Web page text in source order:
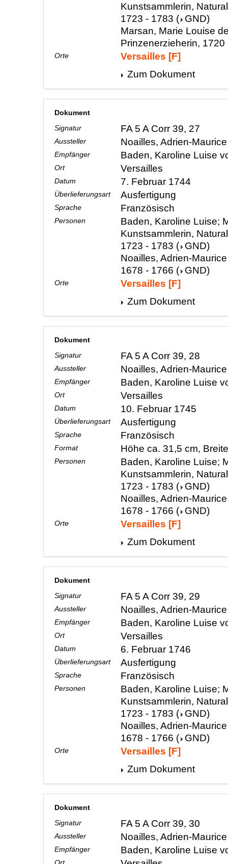
Kunstsammlerin,
1723 - 1783 ( GND)
Marsan, Marie Louise
Prinzenerzieherin, 1720
Orte
Versailles [F]
Zum Dokument
Dokument
Signatur
FA 5 A Corr 39, 27
Aussteller Noailles, Adrien-
Empfänger Baden, Karoline Luise
Ort Versailles
Datum 7. Februar 1744
Überlieferungsart Ausfertigung
Sprache Französisch
Personen
Baden, Karoline Luise;
Kunstsammlerin,
1723 - 1783 ( GND)
Noailles, Adrien-
1678 - 1766 ( GND)
Orte
Versailles [F]
Zum Dokument
Dokument
Signatur
FA 5 A Corr 39, 28
Aussteller Noailles, Adrien-
Empfänger Baden, Karoline Luise
Ort Versailles
Datum 10. Februar 1745
Überlieferungsart Ausfertigung
Sprache Französisch
Format Höhe ca. 31,5 cm,
Personen
Baden, Karoline Luise;
Kunstsammlerin,
1723 - 1783 ( GND)
Noailles, Adrien-
1678 - 1766 ( GND)
Orte
Versailles [F]
Zum Dokument
Dokument
Signatur
FA 5 A Corr 39, 29
Aussteller Noailles, Adrien-
Empfänger Baden, Karoline Luise
Ort Versailles
Datum 6. Februar 1746
Überlieferungsart Ausfertigung
Sprache Französisch
Personen
Baden, Karoline Luise;
Kunstsammlerin,
1723 - 1783 ( GND)
Noailles, Adrien-
1678 - 1766 ( GND)
Orte
Versailles [F]
Zum Dokument
Dokument
Signatur
FA 5 A Corr 39, 30
Aussteller Noailles, Adrien-
Empfänger Baden, Karoline Luise